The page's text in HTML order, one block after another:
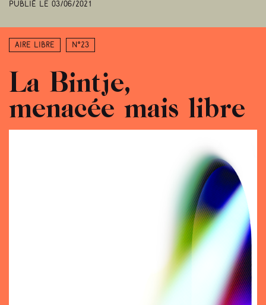
Publié le 03/06/2021
Aire libre N°23
La Bintje,
menacée mais libre